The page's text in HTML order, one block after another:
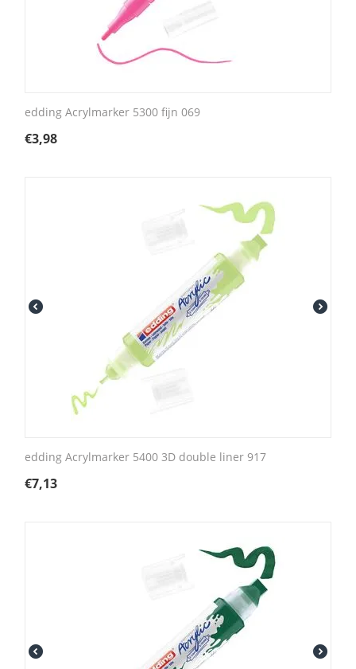
edding Acrylmarker 5300 fijn 069
€3,98
edding Acrylmarker 5400 3D double liner 917
€7,13